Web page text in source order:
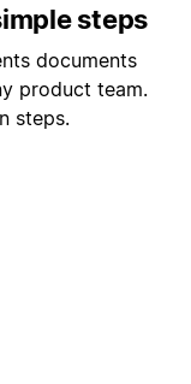
steps
documents
product team.
steps.